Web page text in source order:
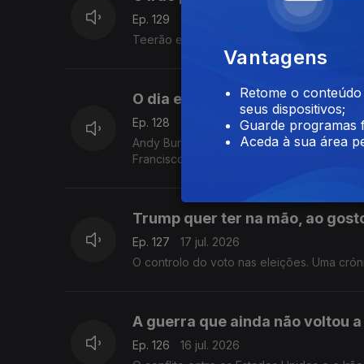
Ep. 129
Teerão está a atacar centrais de
O dia em Burnham secede a
Ep. 128
20 jul. 2026
Andy Burnham, o novo líder trabalhista,
Francisco Sena Santos.
Trump quer ter na mão, ao
Ep. 127
17 jul. 2026
O controlo do voto nas eleições. Uma
A guerra que ainda não voltou
Ep. 126
16 jul. 2026
Vantagens
Retome o
seus dispositivos;
Guarde programas
Aceda à sua área